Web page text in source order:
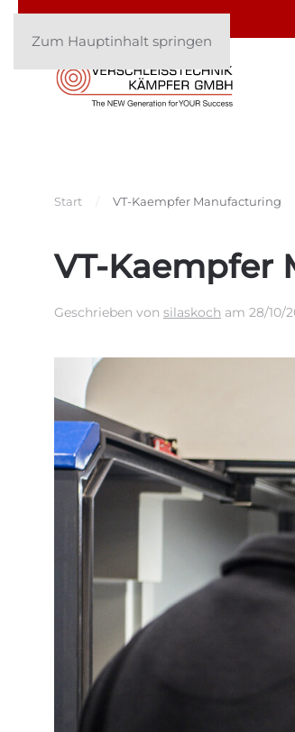
Zum Hauptinhalt springen
Start VT-Kaempfer Manufacturing
VT-Kaempfer
Geschrieben von silaskoch am 28/10/